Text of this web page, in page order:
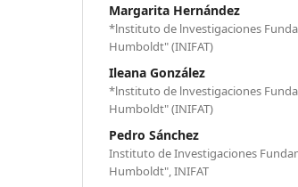
Margarita Hernández
*lnstituto de lnvestigaciones
Humboldt" (INIFAT)
Ileana González
*lnstituto de lnvestigaciones
Humboldt" (INIFAT)
Pedro Sánchez
Instituto de Investigaciones
Humboldt", INIFAT